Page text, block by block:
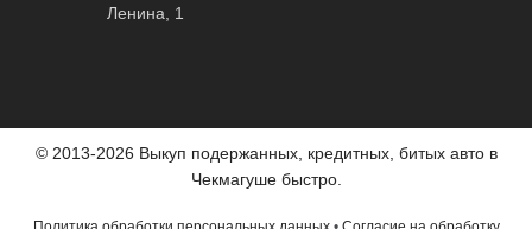
Ленина, 1
© 2013-2026 Выкуп подержанных, кредитных, битых авто в
Чекмагуше быстро.